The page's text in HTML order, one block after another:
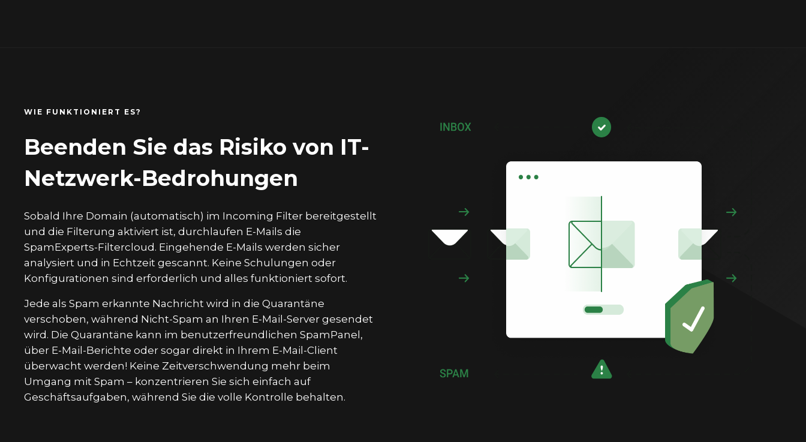
WIE FUNKTIONIERT ES?
Beenden Sie das Risiko von IT-
Netzwerk-Bedrohungen
Sobald Ihre Domain (automatisch) im Incoming Filter bereitgestellt
und die Filterung aktiviert ist, durchlaufen E-Mails die
SpamExperts-Filtercloud. Eingehende E-Mails werden sicher
analysiert und in Echtzeit gescannt. Keine Schulungen oder
Konfigurationen sind erforderlich und alles funktioniert sofort.
Jede als Spam erkannte Nachricht wird in die Quarantäne
verschoben, während Nicht-Spam an Ihren E-Mail-Server gesendet
wird. Die Quarantäne kann im benutzerfreundlichen SpamPanel,
über E-Mail-Berichte oder sogar direkt in Ihrem E-Mail-Client
überwacht werden! Keine Zeitverschwendung mehr beim
Umgang mit Spam – konzentrieren Sie sich einfach auf
Geschäftsaufgaben, während Sie die volle Kontrolle behalten.